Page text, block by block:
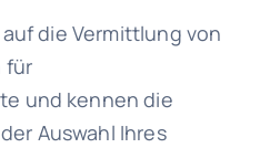
die Vermittlung von
für
und kennen die
Auswahl Ihres